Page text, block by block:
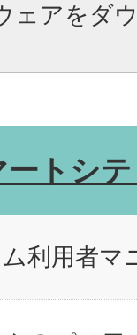
ェアをダ
ートシ
利用者マ